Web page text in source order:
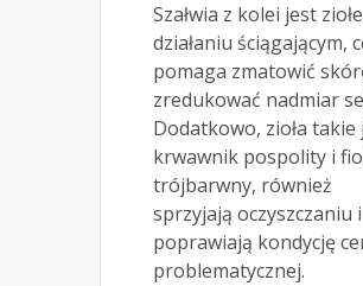
Szałwia z kolei jest
działaniu ściągającym,
pomaga zmatowić
zredukować nadmiar
Dodatkowo, zioła takie
krwawnik pospolity i
trójbarwny, również
sprzyjają oczyszczaniu i
poprawiają kondycję
problematycznej.